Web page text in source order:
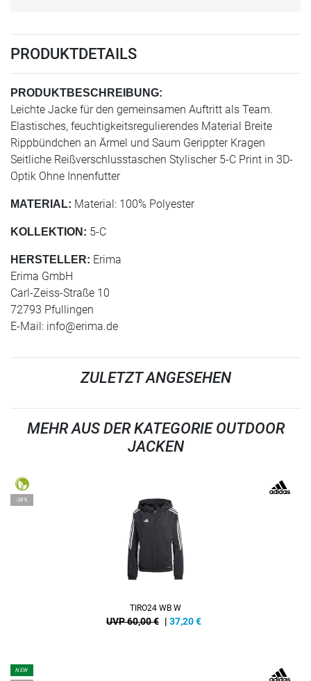
PRODUKTDETAILS
PRODUKTBESCHREIBUNG:
Leichte Jacke für den gemeinsamen Auftritt als Team.
Elastisches, feuchtigkeitsregulierendes Material Breite
Rippbündchen an Ärmel und Saum Gerippter Kragen
Seitliche Reißverschlusstaschen Stylischer 5-C Print in 3D-
Optik Ohne Innenfutter
MATERIAL: Material: 100% Polyester
KOLLEKTION: 5-C
HERSTELLER: Erima
Erima GmbH
Carl-Zeiss-Straße 10
72793 Pfullingen
E-Mail: info@erima.de
ZULETZT ANGESEHEN
MEHR AUS DER KATEGORIE OUTDOOR
JACKEN
-38%
TIRO24 WB W
UVP 60,00 € | 37,20€
NEW